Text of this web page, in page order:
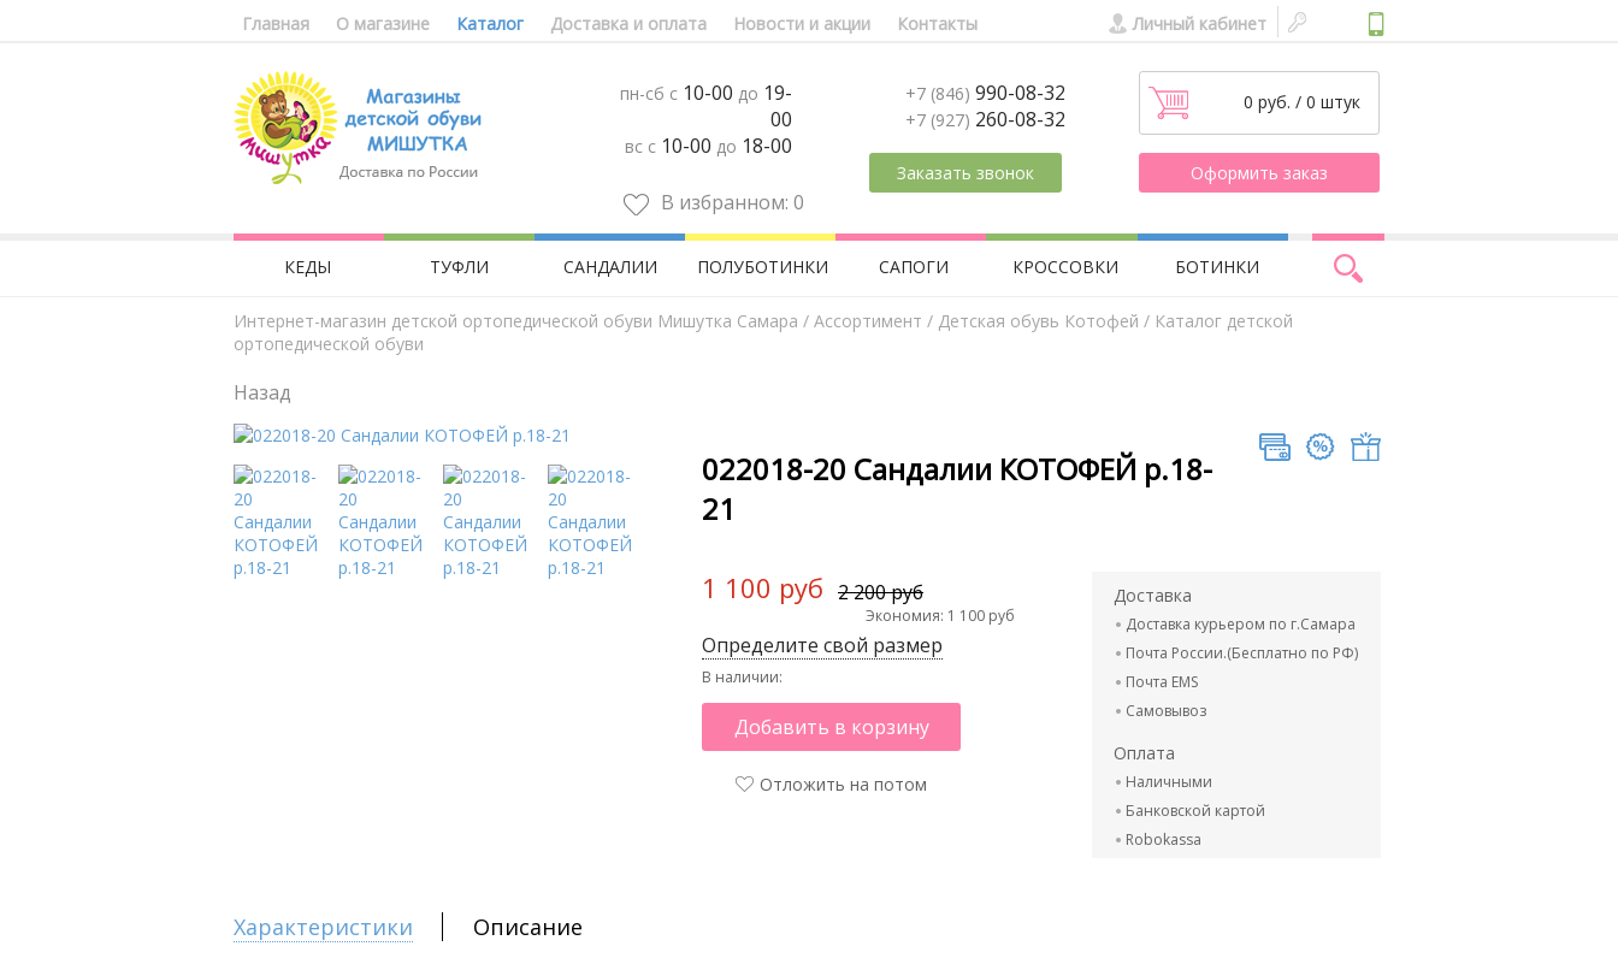
Главная О магазине Каталог Доставка и оплата Новости и акции Контакты Личный кабинет
пн-сб с 10-00 до 19-
00
вс с 10-00 до 18-00
В избранном: 0
+7 (846) 990-08-32
+7 (927) 260-08-32
Заказать звонок
0 руб. / 0 штук
Оформить заказ
КЕДЫ ТУФЛИ САНДАЛИИ ПОЛУБОТИНКИ САПОГИ КРОССОВКИ БОТИНКИ
Интернет-магазин детской ортопедической обуви Мишутка Самара / Aссортимент / Детская обувь Котофей / Каталог детской
ортопедической обуви
Назад
022018-20 Сандалии КОТОФЕЙ р.18-
21
1 100 руб 2 200 руб
Экономия: 1 100 руб
Определите свой размер
В наличии:
Добавить в корзину
Отложить на потом
Доставка
Доставка курьером по г.Самара
Почта России.(Бесплатно по РФ)
Почта EMS
Самовывоз
Оплата
Наличными
Банковской картой
Robokassa
Характеристики Описание